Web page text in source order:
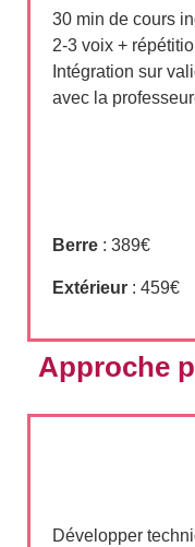
30 min de cours
2-3 voix +
Intégration sur
avec la
Berre : 389€
Extérieur : 459€
Approche
Développer